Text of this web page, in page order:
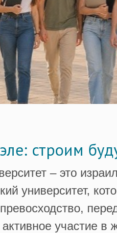
строим
– это
университет,
участие в